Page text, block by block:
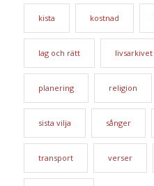
kista kostnad
lag och rätt livsarkivet
planering religion
sista vilja sånger
transport verser